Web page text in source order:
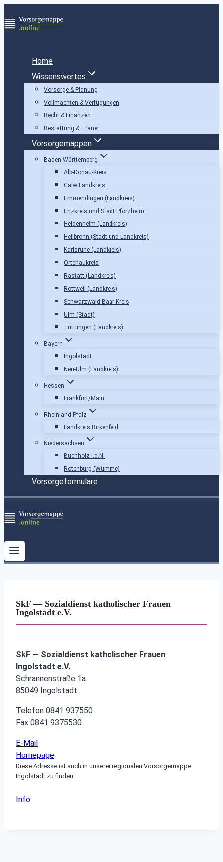
Inhalt
Home
Wissenswertes
Vorsorge & Planung
Vollmachten & Verfügungen
Recht & Finanzen
Bestattung & Trauer
Vorsorgemappen
Baden-Württemberg
Alb-Donau-Kreis
Calw Landkreis
Emmendingen (Landkreis)
Enzkreis und Stadt Pforzheim
Heidenheim (Landkreis)
Heilbronn (Stadt und Landkreis)
Karlsruhe (Landkreis)
Ortenaukreis
Rastatt (Landkreis)
Rottweil (Landkreis)
Schwarzwald-Baar-Kreis
Ulm (Stadt)
Tuttlingen (Landkreis)
Bayern
Ingolstadt
Neu-Ulm (Landkreis)
Hessen
Frankfurt/Main
Rheinland-Pfalz
Landkreis Birkenfeld
Niedersachsen
Buchholz i.d.N.
Rotenburg (Wümme)
Vorsorgeformulare
SkF — Sozialdienst katholischer Frauen
Ingolstadt e.V.
SkF — Sozialdienst katholischer Frauen
Ingolstadt e.V.
Schrannenstraße 1a
85049 Ingolstadt
Telefon 0841 937550
Fax 0841 9375530
E-Mail
Homepage
Diese Adresse ist auch in unserer regionalen Vorsorgemappe
Ingolstadt zu finden.
Info